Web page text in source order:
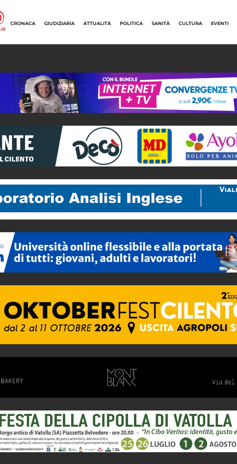
CRONACA GIUDIZIARIA ATTUALITÀ POLITICA SANITÀ CULTURA EVENTI